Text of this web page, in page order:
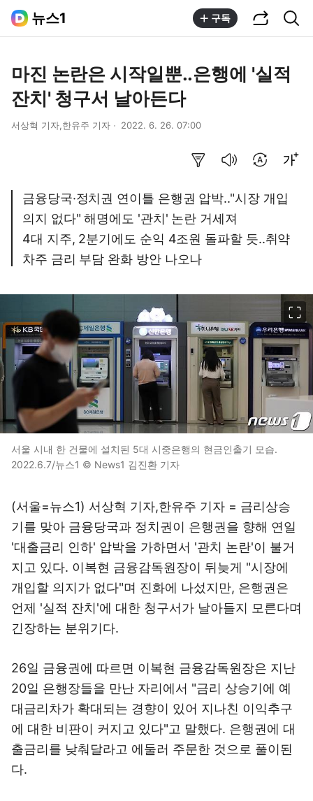
뉴스1 구독
마진 논란은 시작일뿐..은행에 '실적
잔치' 청구서 날아든다
서상혁 기자,한유주 기자 2022. 6. 26. 07:00
금융당국·정치권 연이틀 은행권 압박.."시장 개입
의지 없다" 해명에도 '관치' 논란 거세져
4대 지주, 2분기에도 순익 4조원 돌파할 듯..취약
차주 금리 부담 완화 방안 나오나
서울 시내 한 건물에 설치된 5대 시중은행의 현금인출기 모습.
2022.6.7/뉴스1 © News1 김진환 기자
(서울=뉴스1) 서상혁 기자,한유주 기자 = 금리상승
기를 맞아 금융당국과 정치권이 은행권을 향해 연일
'대출금리 인하' 압박을 가하면서 '관치 논란'이 불거
지고 있다. 이복현 금융감독원장이 뒤늦게 "시장에
개입할 의지가 없다"며 진화에 나섰지만, 은행권은
언제 '실적 잔치'에 대한 청구서가 날아들지 모른다며
긴장하는 분위기다.
26일 금융권에 따르면 이복현 금융감독원장은 지난
20일 은행장들을 만난 자리에서 "금리 상승기에 예
대금리차가 확대되는 경향이 있어 지나친 이익추구
에 대한 비판이 커지고 있다"고 말했다. 은행권에 대
출금리를 낮춰달라고 에둘러 주문한 것으로 풀이된
다.